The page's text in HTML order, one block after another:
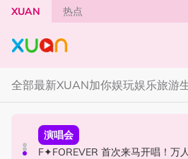
Skip to main content
XUAN 热点
全部最新XUAN加你娱玩娱乐旅游
国际星闻
张员瑛频陷耍大牌争议！首度吐
演唱会
F✦FOREVER 首次来马开唱！万
国际星闻
CORTIS MARTIN一开口就沦陷